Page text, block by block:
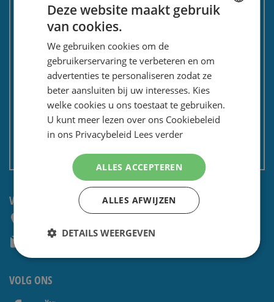
Kadoservice
Bedrijven / zakelijk
Meest gestelde vragen
Contactformulier
Nieuwsbrief
Privacy en security
Algemene voorwaarden
Non EU: Belasting / douane
VRAGEN? NEEM CONTACT OP:
service@shavesavings.com
VOLG ONS
Deze website maakt gebruik
van cookies.
We gebruiken cookies om de
gebruikerservaring te verbeteren en om
advertenties te personaliseren zodat ze
beter aansluiten bij uw interesses. Kies
welke cookies u ons toestaat te gebruiken.
U kunt meer lezen over ons Cookiebeleid
in ons Privacybeleid Lees verder
ALLES ACCEPTEREN
ALLES AFWIJZEN
DETAILS WEERGEVEN